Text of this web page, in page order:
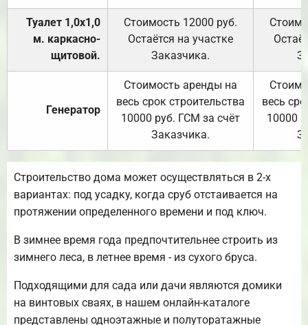
Туалет 1,0х1,0
м. каркасно-
щитовой.
Стоимость 12000 руб.
Остаётся на участке
Заказчика.
Генератор
Стоимость аренды на
весь срок строительства
10000 руб. ГСМ за счёт
Заказчика.
весь
10000
Строительство дома может осуществляться в 2-х
вариантах: под усадку, когда сруб отстаивается на
протяжении определенного времени и под ключ.
В зимнее время года предпочтительнее строить из
зимнего леса, в летнее время - из сухого бруса.
Подходящими для сада или дачи являются домики
на винтовых сваях, в нашем онлайн-каталоге
представлены одноэтажные и полуторатажные